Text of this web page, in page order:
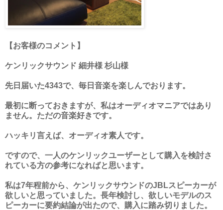
【お客様のコメント】
ケンリックサウンド 細井様 杉山様
先日届いた4343で、毎日音楽を楽しんでおります。
最初に断っておきますが、私はオーディオマニアではあり
ません。ただの音楽好きです。
ハッキリ言えば、オーディオ素人です。
ですので、一人のケンリックユーザーとして購入を検討さ
れている方の参考になればと思います。
私は7年程前から、ケンリックサウンドのJBLスピーカーが
欲しいと思っていました。長年検討し、欲しいモデルのス
ピーカーに要約結論が出たので、購入に踏み切りました。